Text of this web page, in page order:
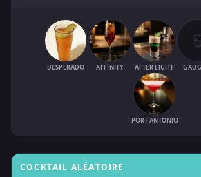
DESPERADO AFFINITY AFTER EIGHT
PORT ANTONIO
COCKTAIL ALÉATOIRE